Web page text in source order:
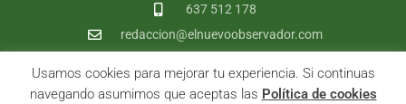
637 512 178
redaccion@elnuevoobservador.com
Copyright ©2026 El Nuevo Observador | Sumurdigital Diseño web
Usamos cookies para mejorar tu experiencia. Si continuas
navegando asumimos que aceptas las Política de cookies